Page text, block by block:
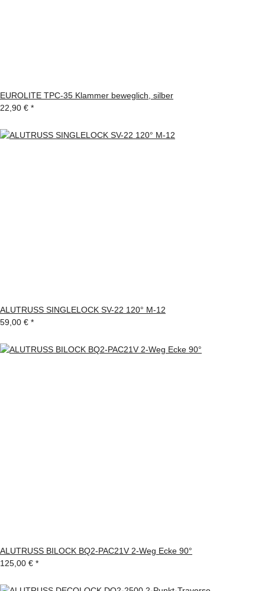
EUROLITE TPC-35 Klammer beweglich, silber
22,90 € *
ALUTRUSS SINGLELOCK SV-22 120° M-12
59,00 € *
ALUTRUSS BILOCK BQ2-PAC21V 2-Weg Ecke 90°
125,00 € *